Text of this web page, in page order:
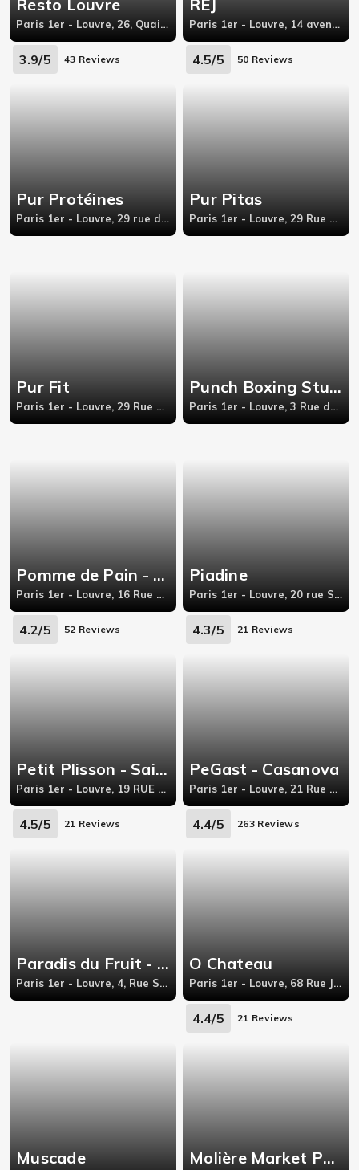
Resto Louvre
Paris 1er - Louvre, 26, Quai du Louvre,
3.9/5 43 Reviews
REJ
Paris 1er - Louvre, 14 avenue de l'opéra
4.5/5 50 Reviews
Pur Protéines
Paris 1er - Louvre, 29 rue des petits champs,
Pur Pitas
Paris 1er - Louvre, 29 Rue des Petits Champs
Pur Fit
Paris 1er - Louvre, 29 Rue des Petits champs
Punch Boxing Studio
Paris 1er - Louvre, 3 Rue de Richelieu
Pomme de Pain - Innocents
Paris 1er - Louvre, 16 Rue Berger
4.2/5 52 Reviews
Piadine
Paris 1er - Louvre, 20 rue Saint Denis 75001 PARIS,
4.3/5 21 Reviews
Petit Plisson - Saint-Honoré
Paris 1er - Louvre, 19 RUE DANIELLE CASANOVA,75001
4.5/5 21 Reviews
PeGast - Casanova
Paris 1er - Louvre, 21 Rue Danielle Casanova
4.4/5 263 Reviews
Paradis du Fruit - Les Halles
Paris 1er - Louvre, 4, Rue Saint-Honoré,,
O Chateau
Paris 1er - Louvre, 68 Rue Jean-Jacques Rousseau
4.4/5 21 Reviews
Muscade Molière Market Paris 1er